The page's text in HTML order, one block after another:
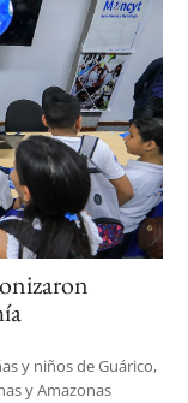
y niños de Guárico,
y Amazonas